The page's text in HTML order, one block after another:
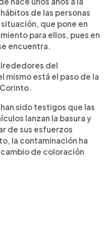
de las personas
que pone en
para ellos, pues en
encuentra.
del
mismo está el paso de la
sido testigos que las
lanzan la basura y
de sus esfuerzos
la contaminación ha
de coloración